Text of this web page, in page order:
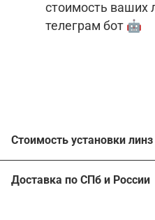
стоимость ваших
телеграм бот 🤖
Стоимость установки линз
Расчитать стоимость
Доставка по СПб и России